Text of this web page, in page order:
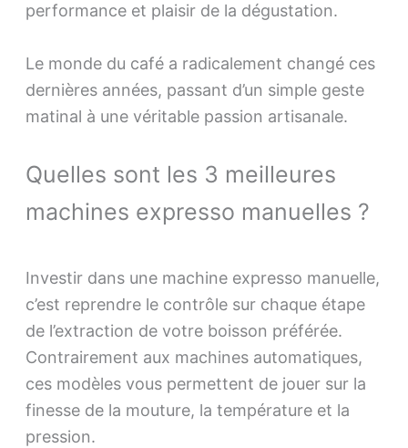
performance et plaisir de la dégustation.
Le monde du café a radicalement changé ces
dernières années, passant d’un simple geste
matinal à une véritable passion artisanale.
Quelles sont les 3 meilleures
machines expresso manuelles ?
Investir dans une machine expresso manuelle,
c’est reprendre le contrôle sur chaque étape
de l’extraction de votre boisson préférée.
Contrairement aux machines automatiques,
ces modèles vous permettent de jouer sur la
finesse de la mouture, la température et la
pression.